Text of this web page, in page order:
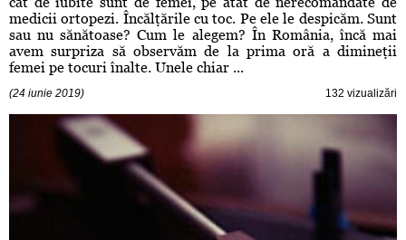
medicii ortopezi. Încălţările cu toc. Pe ele le despicăm. Sunt
sau nu sănătoase? Cum le alegem? În România, încă mai
avem surpriza să observăm de la prima oră a dimineţii
femei pe tocuri înalte. Unele chiar ...
(24 iunie 2019) 132 vizualizări